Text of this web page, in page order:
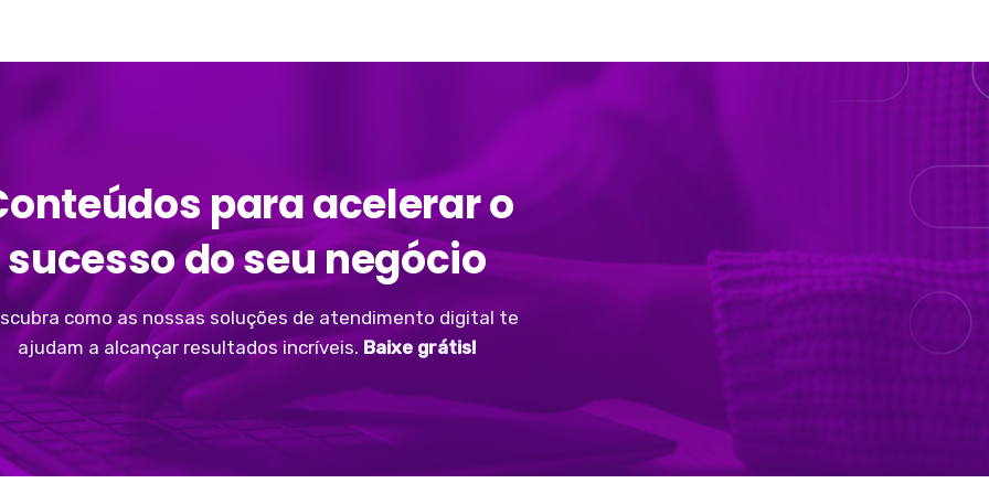
para acelerar o
sucesso do seu negócio
como as nossas soluções de atendimento digital te
ajudam a alcançar resultados incríveis. Baixe grátis!